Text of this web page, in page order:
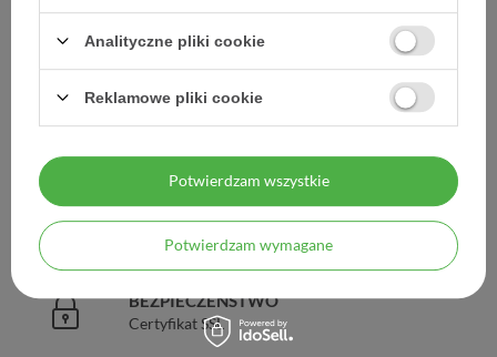
DARMOWA DOSTAWA
Legalna apteka od 2006 r.
ZAUFANIE
98% zadowolonych klientów
BEZPIECZEŃSTWO
Certyfikat SSL
Analityczne pliki cookie
Reklamowe pliki cookie
Potwierdzam wymagane
Potwierdzam wszystkie